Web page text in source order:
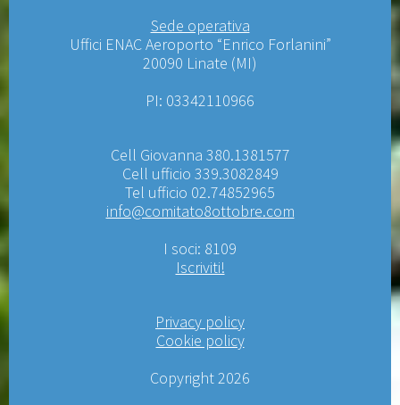
Sede operativa
Uffici ENAC Aeroporto “Enrico Forlanini”
20090 Linate (MI)
PI: 03342110966
Cell Giovanna 380.1381577
Cell ufficio 339.3082849
Tel ufficio 02.74852965
info@comitato8ottobre.com
I soci: 8109
Iscriviti!
Privacy policy
Cookie policy
Copyright 2026